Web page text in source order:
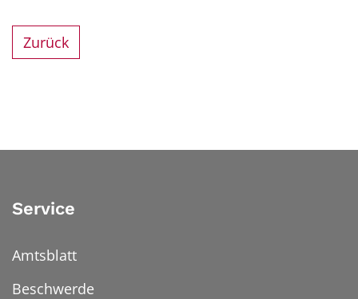
Zurück
Service
Amtsblatt
Beschwerde